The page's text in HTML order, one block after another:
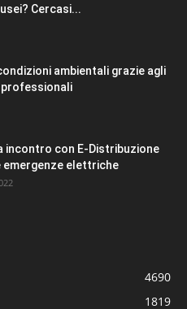
Cercasi...
ambientali grazie agli
incontro con E-Distribuzione
emergenze elettriche
4690
1819